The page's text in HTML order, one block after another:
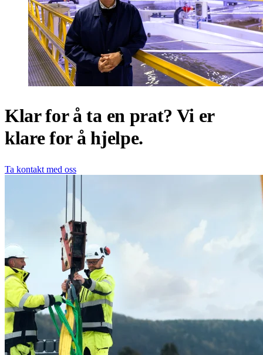
Klar for å ta en prat? Vi er
klare for å hjelpe.
Ta kontakt med oss